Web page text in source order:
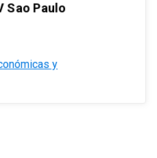
Sao Paulo
y